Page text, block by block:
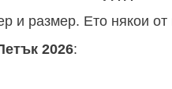
и размер. Ето някои
2026: